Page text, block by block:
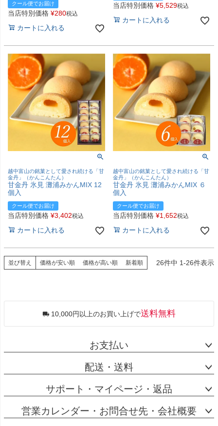
クール便でお届け
当店特別価格 ¥280税込
カートに入れる
当店特別価格 ¥5,529税込
カートに入れる
越中富山の銘菓として愛され続ける「甘
金丹」（かんこんたん）
甘金丹 氷見 灘浦みかんMIX 12
個入
クール便でお届け
当店特別価格 ¥3,402税込
カートに入れる
越中富山の銘菓として愛され続ける「甘
金丹」（かんこんたん）
甘金丹 氷見 灘浦みかんMIX ６
個入
クール便でお届け
当店特別価格 ¥1,652税込
カートに入れる
並び替え 価格が安い順 価格が高い順 新着順 26件中 1-26件表示
10,000円以上のお買い上げで送料無料
お支払い
配送・送料
サポート・マイページ・返品
営業カレンダー・お問合せ先・会社概要